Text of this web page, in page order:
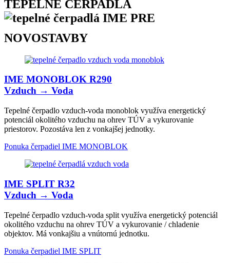
TEPELNÉ ČERPADLÁ
PRE
NOVOSTAVBY
IME MONOBLOK R290
Vzduch → Voda
Tepelné čerpadlo vzduch-voda monoblok využíva energetický
potenciál okolitého vzduchu na ohrev TÚV a vykurovanie
priestorov. Pozostáva len z vonkajšej jednotky.
Ponuka čerpadiel IME MONOBLOK
IME SPLIT R32
Vzduch → Voda
Tepelné čerpadlo vzduch-voda split využíva energetický potenciál
okolitého vzduchu na ohrev TÚV a vykurovanie / chladenie
objektov. Má vonkajšiu a vnútornú jednotku.
Ponuka čerpadiel IME SPLIT